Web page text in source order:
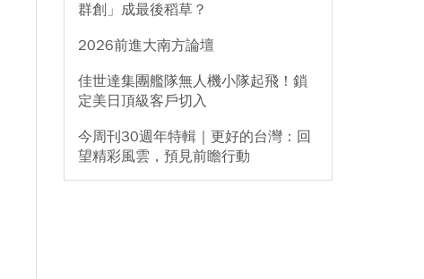
群創」成最後稻草？
2026前進大南方論壇
佳世達集團艦隊無人機小隊起飛！鎖
定美日頂級客戶切入
今周刊30週年特輯｜更好的台灣：回
望精彩風雲，預見前瞻行動